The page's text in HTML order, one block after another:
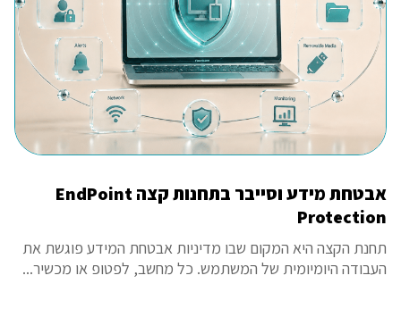
אבטחת מידע וסייבר בתחנות קצה EndPoint
Protection
תחנת הקצה היא המקום שבו מדיניות אבטחת המידע פוגשת את
העבודה היומיומית של המשתמש. כל מחשב, לפטופ או מכשיר...